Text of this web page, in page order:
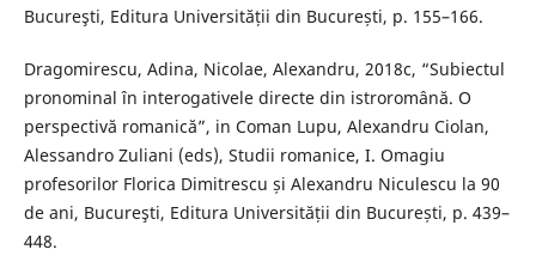
Bucureşti, Editura Universității din București, p. 155–166.
Dragomirescu, Adina, Nicolae, Alexandru, 2018c, “Subiectul
pronominal în interogativele directe din istroromână. O
perspectivă romanică”, in Coman Lupu, Alexandru Ciolan,
Alessandro Zuliani (eds), Studii romanice, I. Omagiu
profesorilor Florica Dimitrescu și Alexandru Niculescu la 90
de ani, Bucureşti, Editura Universității din București, p. 439–
448.